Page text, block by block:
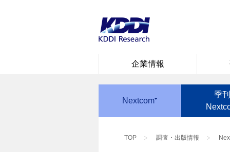
企業情報
Nextcom⁺
季刊
TOP 調査・出版情報